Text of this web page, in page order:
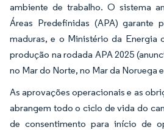
ambiente de trabalho. O sistema
Áreas Predefinidas (APA) garante
maduras, e o Ministério da Energia
produção na rodada APA 2025
no Mar do Norte, no Mar da Noruega
As aprovações operacionais e as
abrangem todo o ciclo de vida do
de consentimento para início de